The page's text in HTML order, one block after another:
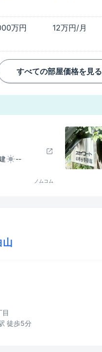
万円 12万円/月
すべての部屋価格を見る
--
ノムコム
山
目
徒歩5分